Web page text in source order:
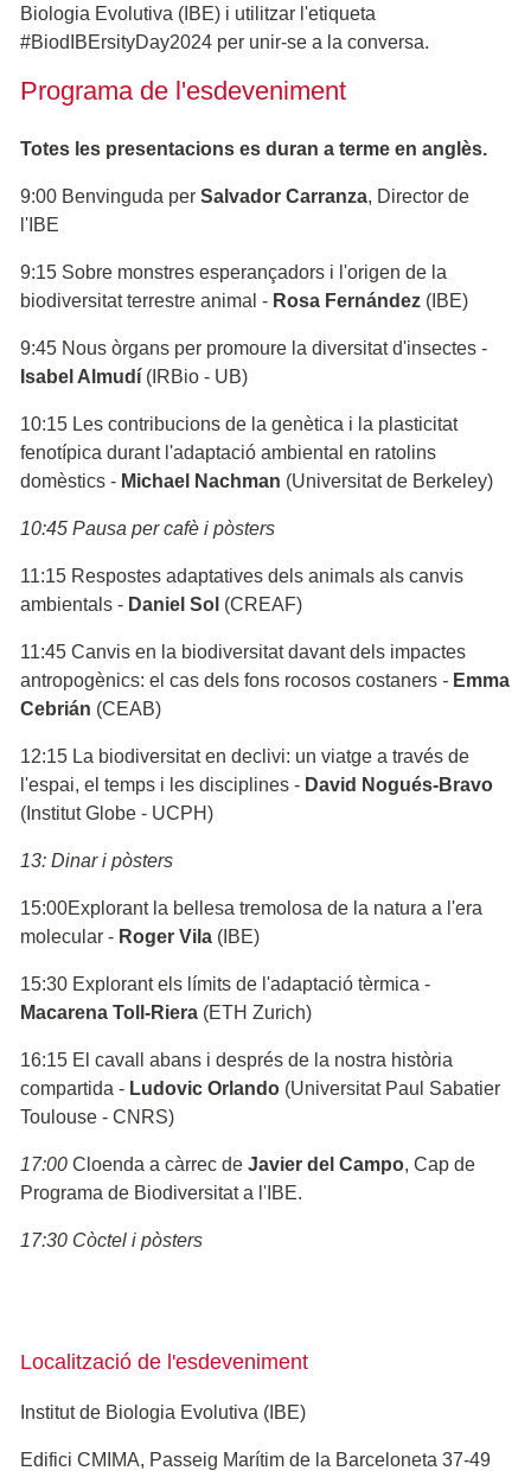
Biologia Evolutiva (IBE) i utilitzar l'etiqueta
#BiodIBErsityDay2024 per unir-se a la conversa.
Programa de l'esdeveniment
Totes les presentacions es duran a terme en anglès.
9:00 Benvinguda per Salvador Carranza, Director de
l'IBE
9:15 Sobre monstres esperançadors i l'origen de la
biodiversitat terrestre animal - Rosa Fernández (IBE)
9:45 Nous òrgans per promoure la diversitat d'insectes -
Isabel Almudí (IRBio - UB)
10:15 Les contribucions de la genètica i la plasticitat
fenotípica durant l'adaptació ambiental en ratolins
domèstics - Michael Nachman (Universitat de Berkeley)
10:45 Pausa per cafè i pòsters
11:15 Respostes adaptatives dels animals als canvis
ambientals - Daniel Sol (CREAF)
11:45 Canvis en la biodiversitat davant dels impactes
antropogènics: el cas dels fons rocosos costaners - Emma
Cebrián (CEAB)
12:15 La biodiversitat en declivi: un viatge a través de
l'espai, el temps i les disciplines - David Nogués-Bravo
(Institut Globe - UCPH)
13: Dinar i pòsters
15:00Explorant la bellesa tremolosa de la natura a l'era
molecular - Roger Vila (IBE)
15:30 Explorant els límits de l'adaptació tèrmica -
Macarena Toll-Riera (ETH Zurich)
16:15 El cavall abans i després de la nostra història
compartida - Ludovic Orlando (Universitat Paul Sabatier
Toulouse - CNRS)
17:00 Cloenda a càrrec de Javier del Campo, Cap de
Programa de Biodiversitat a l'IBE.
17:30 Còctel i pòsters
Localització de l'esdeveniment
Institut de Biologia Evolutiva (IBE)
Edifici CMIMA, Passeig Marítim de la Barceloneta 37-49